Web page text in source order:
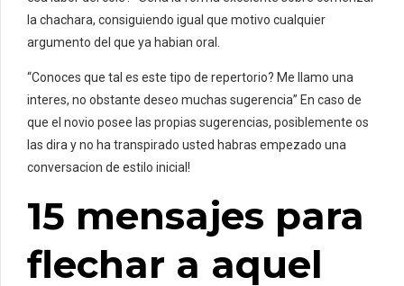
la chachara, consiguiendo igual que motivo cualquier
argumento del que ya habian oral.
“Conoces que tal es este tipo de repertorio? Me llamo una
interes, no obstante deseo muchas sugerencia” En caso de
que el novio posee las propias sugerencias, posiblemente os
las dira y no ha transpirado usted habras empezado una
conversacion de estilo inicial!
15 mensajes para
flechar a aquel